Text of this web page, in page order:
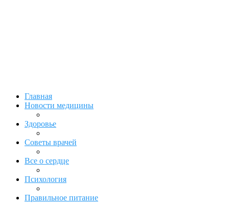
Главная
Новости медицины
Здоровье
Советы врачей
Все о сердце
Психология
Правильное питание